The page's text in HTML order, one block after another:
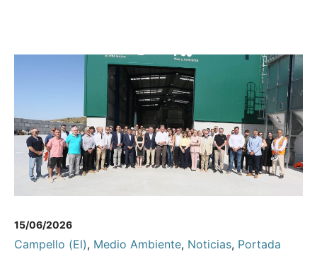
15/06/2026
Campello (El), Medio Ambiente, Noticias, Portada